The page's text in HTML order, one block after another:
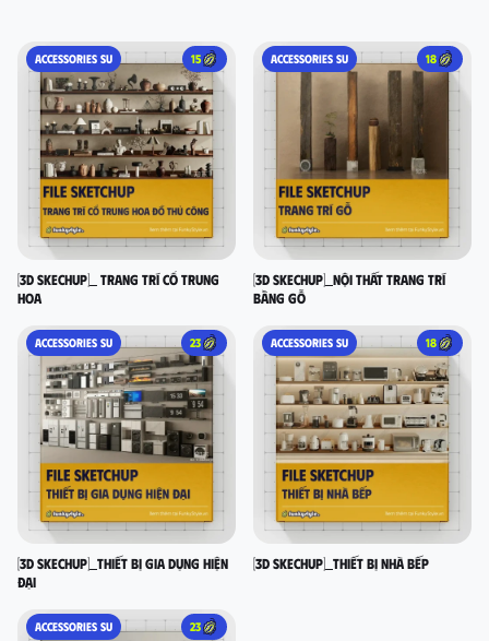
ACCESSORIES SU 15
[3D SKECHUP]_ Trang trí cổ Trung
Hoa
ACCESSORIES SU 18
[3D SKECHUP]_Nội thất trang trí
bằng gỗ
ACCESSORIES SU 23
[3D SKECHUP]_Thiết bị gia dụng hiện
đại
ACCESSORIES SU 18
[3D SKECHUP]_Thiết bị nhà bếp
ACCESSORIES SU 23